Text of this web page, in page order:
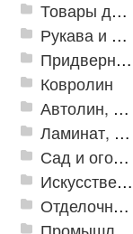
Товары для дома
Рукава и шланги промышленные
Придверные решетки
Ковролин
Автолин, Транслин, Линолеум
Ламинат, Кварцвиниловая плитка SPC
Сад и огород
Искусственная трава
Отделочные профили